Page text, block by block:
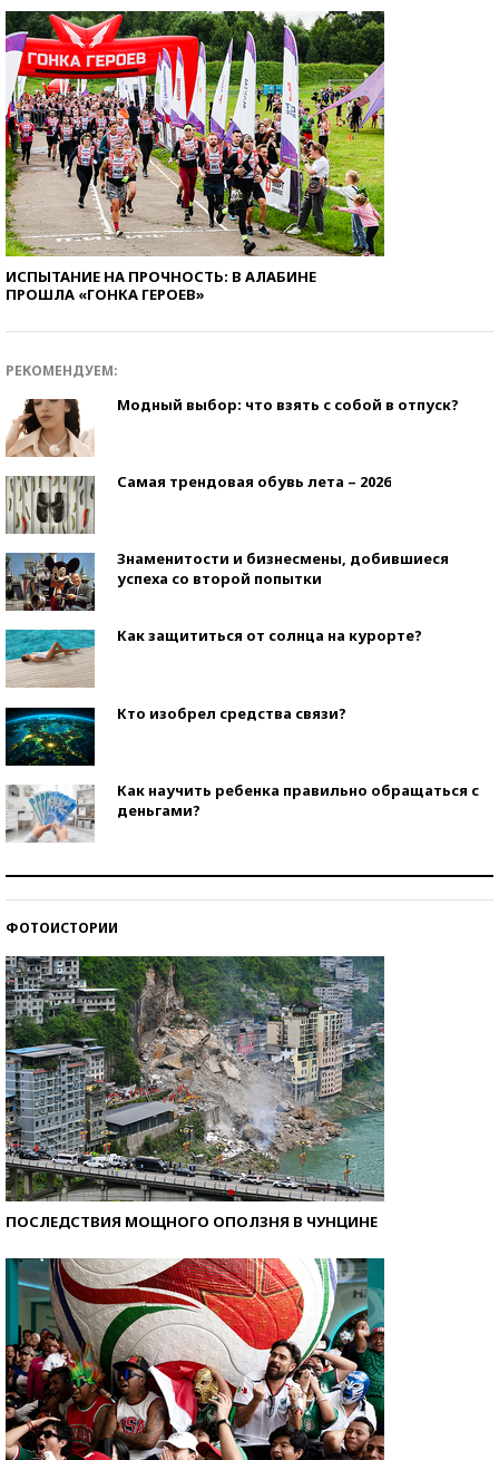
ИСПЫТАНИЕ НА ПРОЧНОСТЬ: В АЛАБИНЕ
ПРОШЛА «ГОНКА ГЕРОЕВ»
РЕКОМЕНДУЕМ:
Модный выбор: что взять с собой в отпуск?
Самая трендовая обувь лета – 2026
Знаменитости и бизнесмены, добившиеся
успеха со второй попытки
Как защититься от солнца на курорте?
Кто изобрел средства связи?
Как научить ребенка правильно обращаться с
деньгами?
ФОТОИСТОРИИ
ПОСЛЕДСТВИЯ МОЩНОГО ОПОЛЗНЯ В ЧУНЦИНЕ